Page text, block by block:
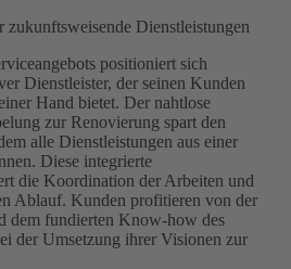
Dienstleistungen
positioniert sich
Dienstleister, der seinen Kunden
Hand bietet. Der nahtlose
zur Renovierung spart den
alle Dienstleistungen aus einer
Diese integrierte
die Koordination der Arbeiten und
Ablauf. Kunden profitieren von der
dem fundierten Know-how des
der Umsetzung ihrer Visionen zur